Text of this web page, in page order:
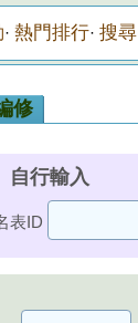
· 熱門排行· 搜尋
修
行輸入
表ID